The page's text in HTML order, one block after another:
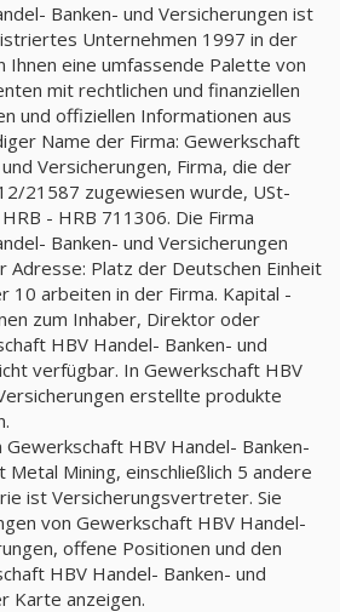
Banken- und Versicherungen ist
Unternehmen 1997 in der
Ihnen eine umfassende Palette von
mit rechtlichen und finanziellen
und offiziellen Informationen aus
Name der Firma: Gewerkschaft
Versicherungen, Firma, die der
21587 zugewiesen wurde, USt-
- HRB 711306. Die Firma
Banken- und Versicherungen
Adresse: Platz der Deutschen Einheit
10 arbeiten in der Firma. Kapital -
zum Inhaber, Direktor oder
HBV Handel- Banken- und
verfügbar. In Gewerkschaft HBV
erstellte produkte
HBV Handel- Banken-
Metal Mining, einschließlich 5 andere
ist Versicherungsvertreter. Sie
von Gewerkschaft HBV Handel-
offene Positionen und den
HBV Handel- Banken- und
Karte anzeigen.